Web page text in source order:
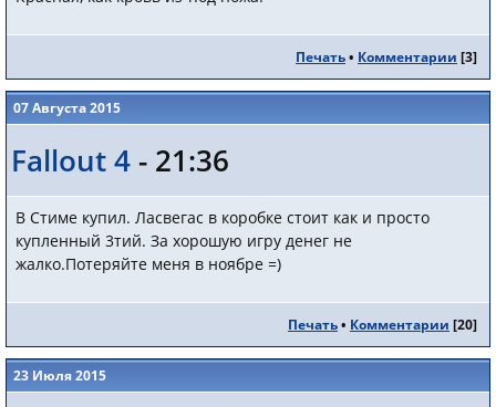
Печать• Комментарии [3]
07 Августа 2015
Fallout 4 - 21:36
В Стиме купил. Ласвегас в коробке стоит как и просто
купленный 3тий. За хорошую игру денег не
жалко.Потеряйте меня в ноябре =)
Печать• Комментарии [20]
23 Июля 2015